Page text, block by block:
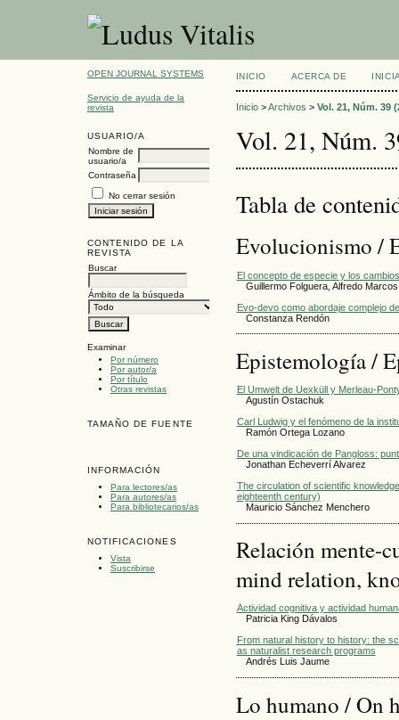
OPEN JOURNAL SYSTEMS
Servicio de ayuda de la
revista
USUARIO/A
Nombre de
usuario/a
Contraseña
No cerrar sesión
CONTENIDO DE LA
REVISTA
Buscar
Ámbito de la búsqueda
Examinar
Por número
Por autor/a
Por título
Otras revistas
TAMAÑO DE FUENTE
INFORMACIÓN
Para lectores/as
Para autores/as
Para bibliotecarios/as
NOTIFICACIONES
Vista
Suscribirse
INICIO ACERCA DE
Inicio>Archivos > Vol. 21, Núm. 39
Vol. 21, Núm.
Tabla de
Evolucionismo /
El concepto de especie y los
Guillermo Folguera, Alfredo Marcos
Evo-devo como abordaje complejo
Constanza Rendón
Epistemología /
El Umwelt de Uexküll y Merleau-
Agustín Ostachuk
Carl Ludwig y el fenómeno de la
Ramón Ortega Lozano
De una vindicación de Pangloss:
Jonathan Echeverrí Alvarez
The circulation of scientific
eighteenth century)
Mauricio Sánchez Menchero
Relación mente-
mind relation,
Actividad cognitiva y actividad
Patricia King Dávalos
From natural history to history: the
as naturalist research programs
Andrés Luis Jaume
Lo humano / On